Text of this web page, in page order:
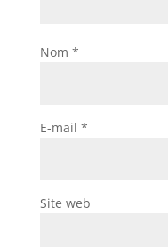
Nom *
E-mail *
Site web